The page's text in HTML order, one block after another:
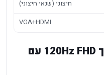
חיצוני (שנאי חיצוני)
VGA+HDMI
Solid F2712Y ‏27״ – מסך FHD ‏120Hz עם